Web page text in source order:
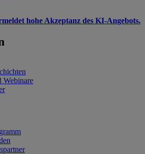
hohe Akzeptanz des KI-Angebots.
Webinare